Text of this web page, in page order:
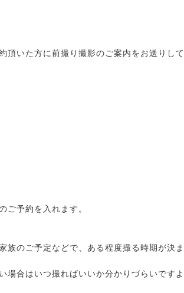
頂いた方に前撮り撮影のご案内をお送りして
ご予約を入れます。
族のご予定などで、ある程度撮る時期が決
場合はいつ撮ればいいか分かりづらいですよ